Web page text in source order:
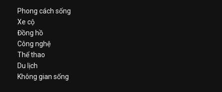
Phong cách sống
Xe cộ
Đồng hồ
Công nghệ
Thể thao
Du lịch
Không gian sống